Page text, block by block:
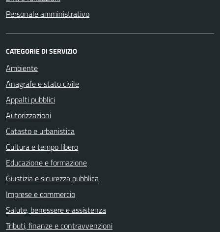
Personale amministrativo
CATEGORIE DI SERVIZIO
Ambiente
Anagrafe e stato civile
Appalti pubblici
Autorizzazioni
Catasto e urbanistica
Cultura e tempo libero
Educazione e formazione
Giustizia e sicurezza pubblica
Imprese e commercio
Salute, benessere e assistenza
Tributi, finanze e contravvenzioni